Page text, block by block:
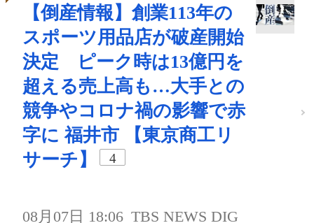
【倒産情報】創業113年の
スポーツ用品店が破産開始
決定 ピーク時は13億円を
超える売上高も…大手との
競争やコロナ禍の影響で赤
字に 福井市 【東京商工リ
サーチ】
4
08月07日 18:06 TBS NEWS DIG